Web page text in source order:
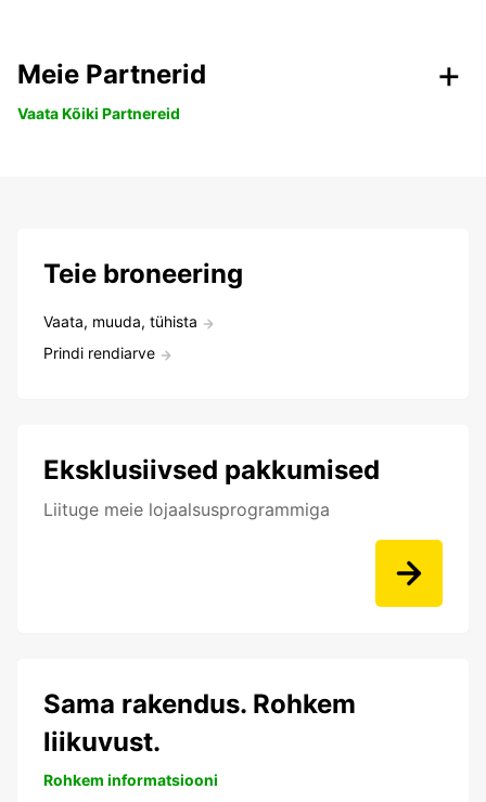
Meie Partnerid
Vaata Kõiki Partnereid
Teie broneering
Vaata, muuda, tühista
Prindi rendiarve
Eksklusiivsed pakkumised
Liituge meie lojaalsusprogrammiga
Sama rakendus. Rohkem
liikuvust.
Rohkem informatsiooni